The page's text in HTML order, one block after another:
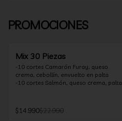
PROMOCIONES
Mix 30 Piezas
-10 cortes Camarón Furay, queso
crema, cebollín, envuelto en palta
-10 cortes Salmón, queso crema, palta,
cebollín, frito en tempura
*Incluye 2 soya 30ml / 2 palitos / 1 salsa
$14.990$22.990